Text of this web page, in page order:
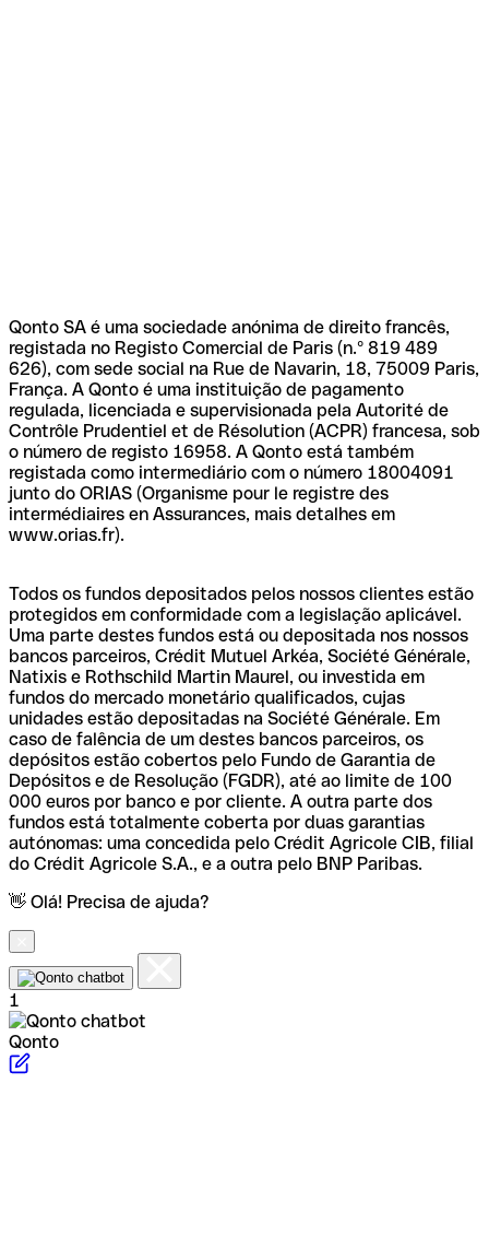
Qonto SA é uma sociedade anónima de direito francês,
registada no Registo Comercial de Paris (n.º 819 489
626), com sede social na Rue de Navarin, 18, 75009 Paris,
França. A Qonto é uma instituição de pagamento
regulada, licenciada e supervisionada pela Autorité de
Contrôle Prudentiel et de Résolution (ACPR) francesa, sob
o número de registo 16958. A Qonto está também
registada como intermediário com o número 18004091
junto do ORIAS (Organisme pour le registre des
intermédiaires en Assurances, mais detalhes em
www.orias.fr).
Todos os fundos depositados pelos nossos clientes estão
protegidos em conformidade com a legislação aplicável.
Uma parte destes fundos está ou depositada nos nossos
bancos parceiros, Crédit Mutuel Arkéa, Société Générale,
Natixis e Rothschild Martin Maurel, ou investida em
fundos do mercado monetário qualificados, cujas
unidades estão depositadas na Société Générale. Em
caso de falência de um destes bancos parceiros, os
depósitos estão cobertos pelo Fundo de Garantia de
Depósitos e de Resolução (FGDR), até ao limite de 100
000 euros por banco e por cliente. A outra parte dos
fundos está totalmente coberta por duas garantias
autónomas: uma concedida pelo Crédit Agricole CIB, filial
do Crédit Agricole S.A., e a outra pelo BNP Paribas.
👋 Olá! Precisa de ajuda?
1
Qonto